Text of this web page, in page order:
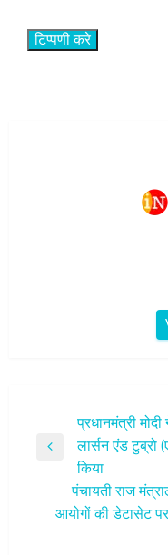
नेविगेशन
प्रधानमंत्री
लार्सन एंड टुब्रो
किया
पंचायती राज
आयोगों की डेटासेट पर